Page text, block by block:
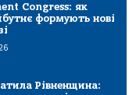
Congress: як
формують нові
Рівненщина: